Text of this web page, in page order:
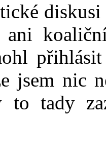
přihlásit
jsem nic
to tady